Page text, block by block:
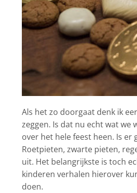
Als het zo doorgaat denk ik
zeggen. Is dat nu echt wat we
over het hele feest heen. Is
Roetpieten, zwarte pieten,
uit. Het belangrijkste is toch
kinderen verhalen hierover
doen.